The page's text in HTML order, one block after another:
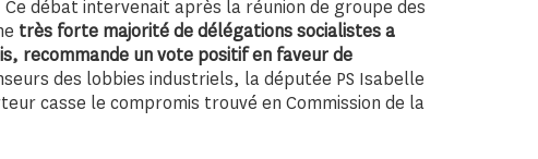
débat intervenait après la réunion de groupe des
très forte majorité de délégations socialistes a
recommande un vote positif en faveur de
des lobbies industriels, la députée PS Isabelle
casse le compromis trouvé en Commission de la